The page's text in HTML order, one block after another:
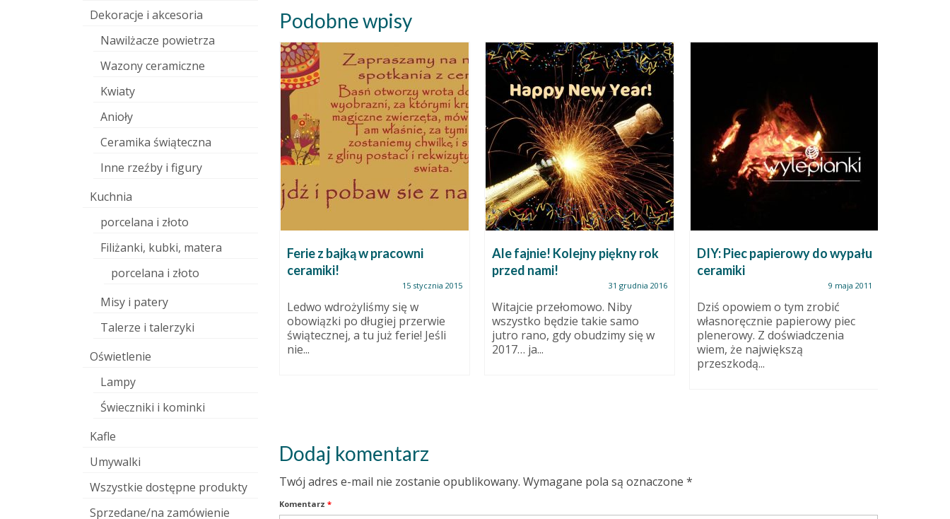
Podobne wpisy
III Festiwal Hanzeatycki.
Reminiscencje.
Świetna impreza. Wielki zasięg.
Ogromna ilość uczestników,
wystawców i wydarzeń
towarzyszących. Koncerty,
spektakle, hepeningi.
Naprawdę...
Ferie z bajką w pracowni
ceramiki!
15 stycznia 2015
Ledwo wdrożyliśmy się w
obowiązki po długiej przerwie
świątecznej, a tu już ferie! Jeśli
nie...
Ale fajnie! Kolejny piękny rok
przed nami!
31 grudnia 2016
Witajcie przełomowo. Niby
wszystko będzie takie samo
jutro rano, gdy obudzimy się w
2017… ja...
DIY: Piec papierowy do wypału
ceramiki
9 maja 2011
Dziś opowiem o tym zrobić
własnoręcznie papierowy piec
plenerowy. Z doświadczenia
wiem, że największą
przeszkodą...
Dodaj komentarz
Twój adres e-mail nie zostanie opublikowany. Wymagane pola są oznaczone *
Komentarz *
Dekoracje i akcesoria
Nawilżacze powietrza
Wazony ceramiczne
Kwiaty
Anioły
Ceramika świąteczna
Inne rzeźby i figury
Kuchnia
porcelana i złoto
Filiżanki, kubki, matera
porcelana i złoto
Misy i patery
Talerze i talerzyki
Oświetlenie
Lampy
Świeczniki i kominki
Kafle
Umywalki
Wszystkie dostępne produkty
Sprzedane/na zamówienie